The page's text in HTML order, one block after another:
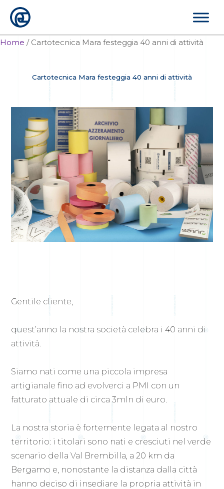
Home / Cartotecnica Mara festeggia 40 anni di attività
Cartotecnica Mara festeggia 40 anni di attività
Gentile cliente,
quest’anno la nostra società celebra i 40 anni di
attività.
Siamo nati come una piccola impresa
artigianale fino ad evolverci a PMI con un
fatturato attuale di circa 3mln di euro.
La nostra storia è fortemente legata al nostro
territorio: i titolari sono nati e cresciuti nel verde
scenario della Val Brembilla, a 20 km da
Bergamo e, nonostante la distanza dalla città
hanno deciso di insediare la propria attività in